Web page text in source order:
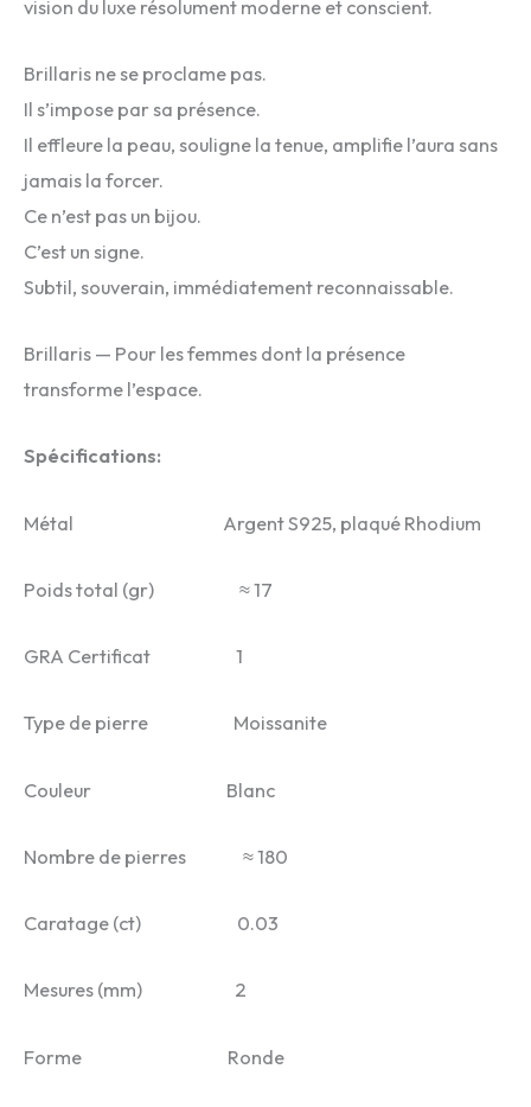
vision du luxe résolument moderne et conscient.
Brillaris ne se proclame pas.
Il s’impose par sa présence.
Il effleure la peau, souligne la tenue, amplifie l’aura sans
jamais la forcer.
Ce n’est pas un bijou.
C’est un signe.
Subtil, souverain, immédiatement reconnaissable.
Brillaris — Pour les femmes dont la présence
transforme l’espace.
Spécifications:
Métal Argent S925, plaqué Rhodium
Poids total (gr) ≈ 17
GRA Certificat 1
Type de pierre Moissanite
Couleur Blanc
Nombre de pierres ≈ 180
Caratage (ct) 0.03
Mesures (mm) 2
Forme Ronde